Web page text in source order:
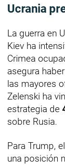
Ucrania
La guerra en
Kiev ha
Crimea
asegura
las mayores
Zelenski ha
estrategia de
sobre Rusia.
Para Trump,
una posición